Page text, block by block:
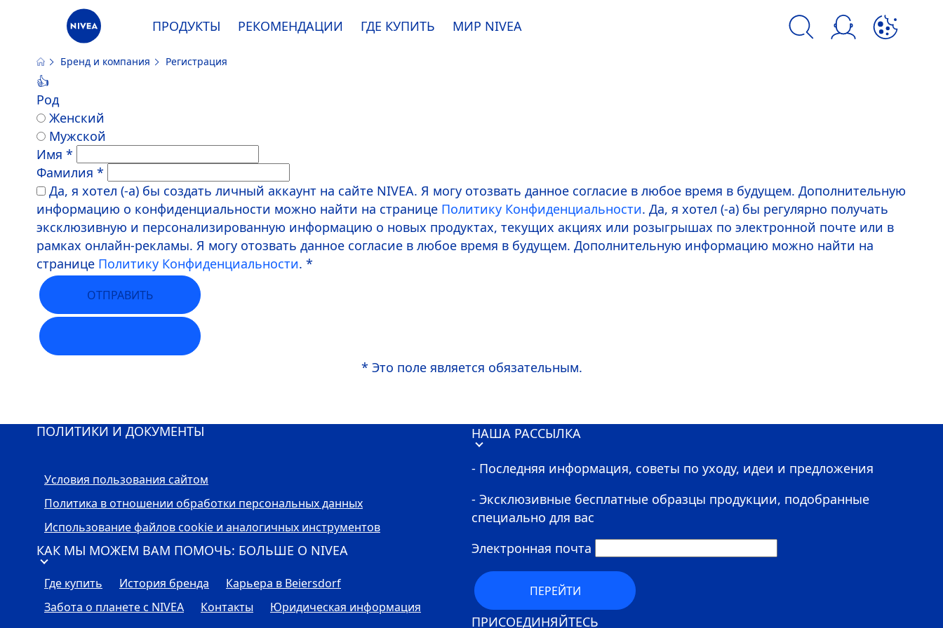
Наш сайт использует файлы cookie. Пожалуйста, ознакомьтесь с
ПРОДУКТЫ РЕКОМЕНДАЦИИ ГДЕ КУПИТЬ МИР NIVEA
Бренд и компания Регистрация
👍
Род
Женский
Мужской
Имя *
Фамилия *
Да, я хотел (-а) бы создать личный аккаунт на сайте NIVEA. Я могу отозвать данное согласие в любое время в будущем. Дополнительную
информацию о конфиденциальности можно найти на странице Политику Конфиденциальности. Да, я хотел (-а) бы регулярно получать
эксклюзивную и персонализированную информацию о новых продуктах, текущих акциях или розыгрышах по электронной почте или в
рамках онлайн-рекламы. Я могу отозвать данное согласие в любое время в будущем. Дополнительную информацию можно найти на
странице Политику Конфиденциальности. *
ОТПРАВИТЬ
* Это поле является обязательным.
ПОЛИТИКИ И ДОКУМЕНТЫ
Условия пользования сайтом
Политика в отношении обработки персональных данных
Использование файлов cookie и аналогичных инструментов
КАК МЫ МОЖЕМ ВАМ ПОМОЧЬ: БОЛЬШЕ О NIVEA
Где купить История бренда
Карьера в Beiersdorf
Забота о планете с NIVEA Контакты Юридическая информация
НАША РАССЫЛКА
- Последняя информация, советы по уходу, идеи и предложения
- Эксклюзивные бесплатные образцы продукции, подобранные
специально для вас
Электронная почта
ПЕРЕЙТИ
ПРИСОЕДИНЯЙТЕСЬ